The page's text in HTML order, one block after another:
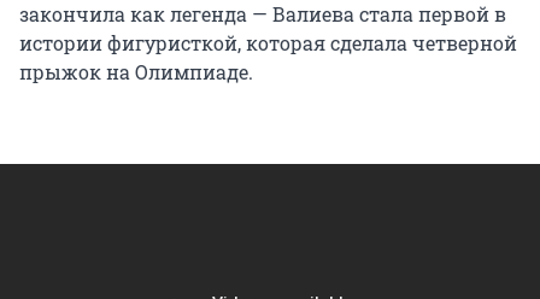
закончила как легенда — Валиева стала первой в
истории фигуристкой, которая сделала четверной
прыжок на Олимпиаде.